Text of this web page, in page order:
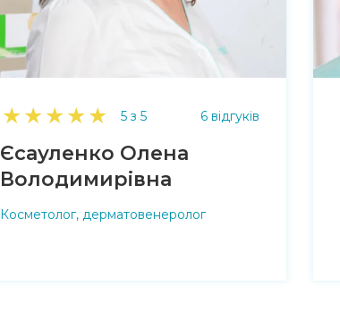
★★★★★ 5 з 5 6 відгуків
Єсауленко Олена
Володимирівна
Косметолог, дерматовенеролог